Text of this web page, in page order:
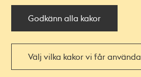
Godkänn alla kakor
Välj vilka kakor vi får använda